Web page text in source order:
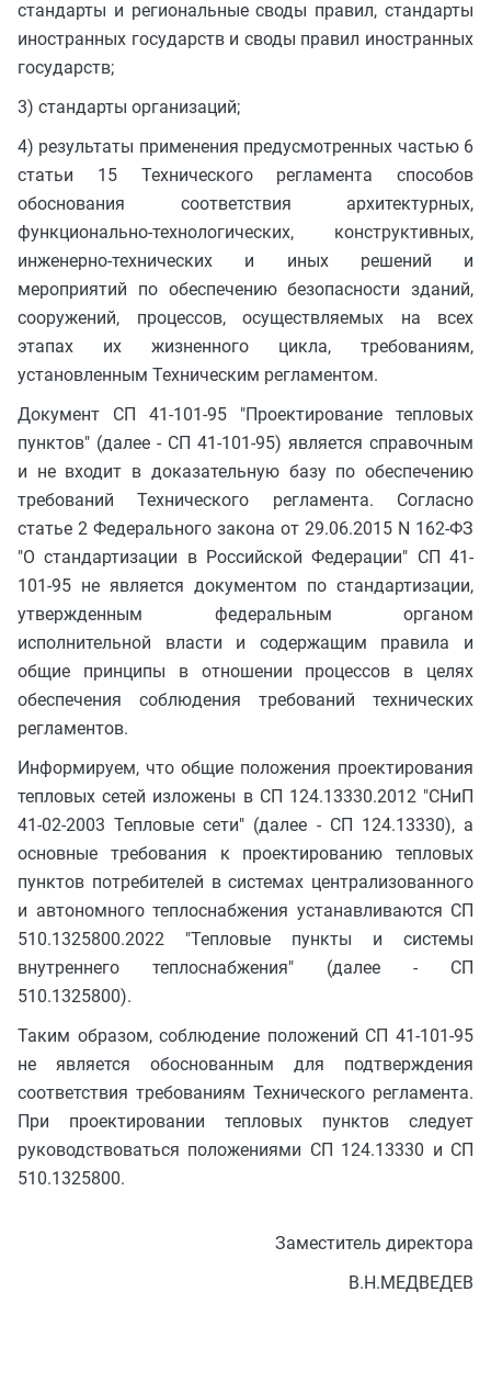
стандарты и региональные своды правил, стандарты
иностранных государств и своды правил иностранных
государств;
3) стандарты организаций;
4) результаты применения предусмотренных частью 6
статьи 15 Технического регламента способов
обоснования соответствия архитектурных,
функционально-технологических, конструктивных,
инженерно-технических и иных решений и
мероприятий по обеспечению безопасности зданий,
сооружений, процессов, осуществляемых на всех
этапах их жизненного цикла, требованиям,
установленным Техническим регламентом.
Документ СП 41-101-95 "Проектирование тепловых
пунктов" (далее - СП 41-101-95) является справочным
и не входит в доказательную базу по обеспечению
требований Технического регламента. Согласно
статье 2 Федерального закона от 29.06.2015 N 162-ФЗ
"О стандартизации в Российской Федерации" СП 41-
101-95 не является документом по стандартизации,
утвержденным федеральным органом
исполнительной власти и содержащим правила и
общие принципы в отношении процессов в целях
обеспечения соблюдения требований технических
регламентов.
Информируем, что общие положения проектирования
тепловых сетей изложены в СП 124.13330.2012 "СНиП
41-02-2003 Тепловые сети" (далее - СП 124.13330), а
основные требования к проектированию тепловых
пунктов потребителей в системах централизованного
и автономного теплоснабжения устанавливаются СП
510.1325800.2022 "Тепловые пункты и системы
внутреннего теплоснабжения" (далее - СП
510.1325800).
Таким образом, соблюдение положений СП 41-101-95
не является обоснованным для подтверждения
соответствия требованиям Технического регламента.
При проектировании тепловых пунктов следует
руководствоваться положениями СП 124.13330 и СП
510.1325800.
Заместитель директора
В.Н.МЕДВЕДЕВ